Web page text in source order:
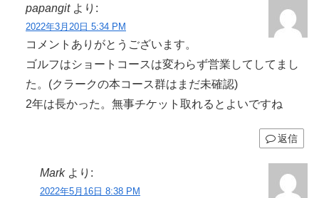
papangit より:
2022年3月20日 5:34 PM
コメントありがとうございます。
ゴルフはショートコースは変わらず営業してしてまし
た。(クラークの本コース群はまだ未確認)
2年は長かった。無事チケット取れるとよいですね
返信
Mark より:
2022年5月16日 8:38 PM